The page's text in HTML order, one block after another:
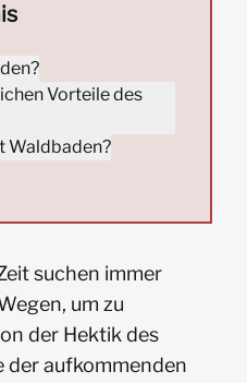
Vorteile des
Waldbaden?
suchen immer
um zu
der Hektik des
der aufkommenden